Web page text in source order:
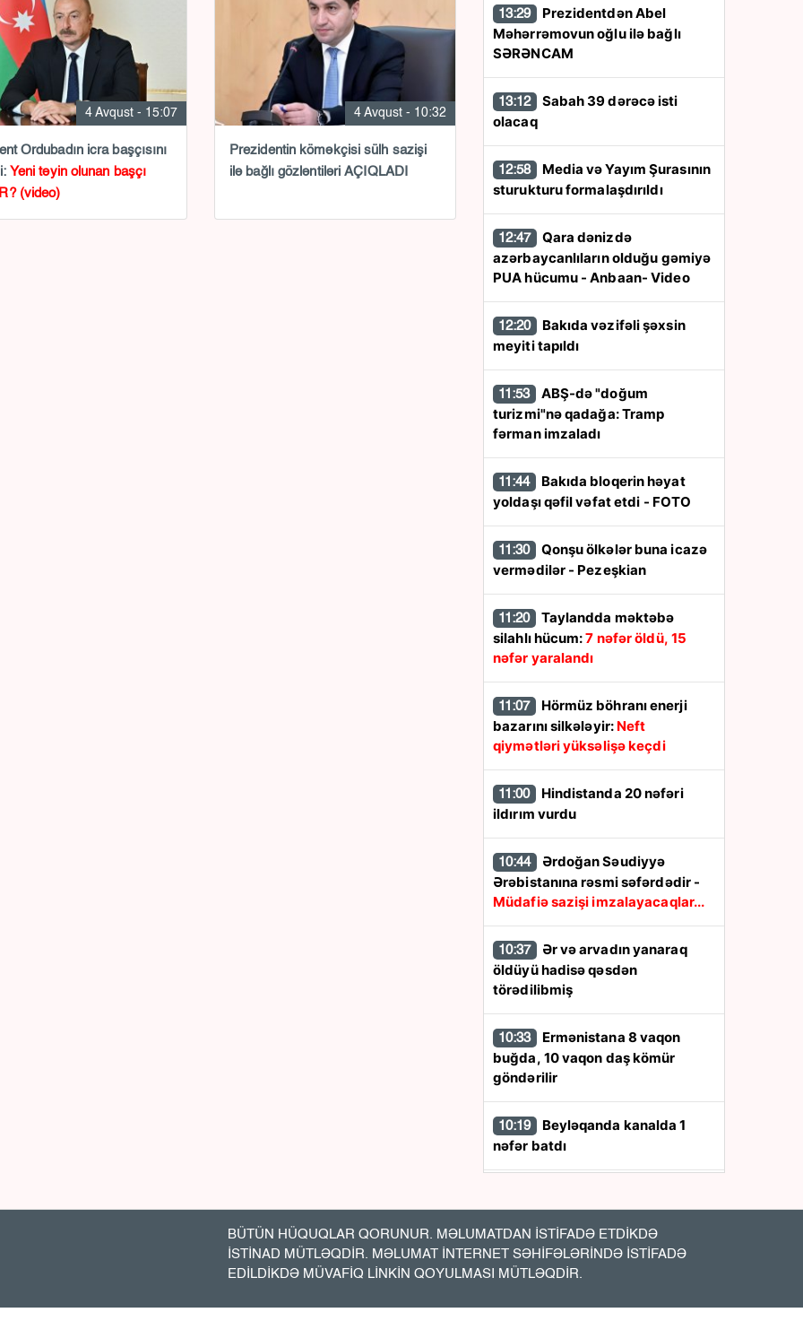
4 Avqust - 15:07
Ordubadın icra başçısını
Yeni təyin olunan başçı
(video)
4 Avqust - 10:32
Prezidentin köməkçisi sülh sazişi
ilə bağlı gözləntiləri AÇIQLADI
13:29
Məhərrəmovun oğlu ilə bağlı
SƏRƏNCAM
13:12
olacaq
12:58
sturukturu formalaşdırıldı
12:47
azərbaycanlıların olduğu gəmiyə
PUA hücumu - Anbaan- Video
12:20
meyiti tapıldı
11:53
turizmi"nə qadağa: Tramp
fərman imzaladı
11:44
yoldaşı qəfil vəfat etdi - FOTO
11:30
vermədilər - Pezeşkian
11:20
silahlı hücum:7 nəfər öldü, 15
nəfər yaralandı
11:07
bazarını silkələyir: Neft
qiymətləri yüksəlişə keçdi
11:00
ildırım vurdu
10:44
Ərəbistanına rəsmi səfərdədir -
Müdafiə sazişi imzalayacaqlar...
10:37
öldüyü hadisə qəsdən
törədilibmiş
10:33
buğda, 10 vaqon daş kömür
göndərilir
10:19
nəfər batdı
sakinlərə xəbərdarlıq
09:37
Dollar və avrosu olanların
NƏZƏRİNƏ - Görün neçəyə oldu
BÜTÜN HÜQUQLAR QORUNUR. MƏLUMATDAN İSTİFADƏ ETDİKDƏ
İSTİNAD MÜTLƏQDİR. MƏLUMAT İNTERNET SƏHİFƏLƏRİNDƏ İSTİFADƏ
EDİLDİKDƏ MÜVAFİQ LİNKİN QOYULMASI MÜTLƏQDİR.